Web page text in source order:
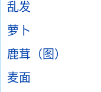
乱发
萝卜
鹿茸（图）
麦面